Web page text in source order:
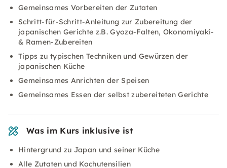
Gemeinsames Vorbereiten der Zutaten
Schritt-für-Schritt-Anleitung zur Zubereitung der
japanischen Gerichte z.B. Gyoza-Falten, Okonomiyaki-
& Ramen-Zubereiten
Tipps zu typischen Techniken und Gewürzen der
japanischen Küche
Gemeinsames Anrichten der Speisen
Gemeinsames Essen der selbst zubereiteten Gerichte
Was im Kurs inklusive ist
Hintergrund zu Japan und seiner Küche
Alle Zutaten und Kochutensilien